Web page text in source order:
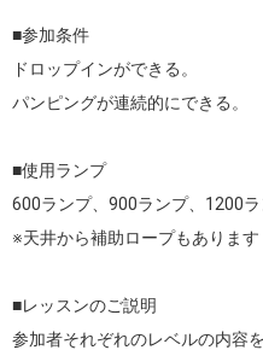
■参加条件
ドロップインができる。
パンピングが連続的にできる。
■使用ランプ
600ランプ、900ランプ、1200ラ
※天井から補助ロープもあります
■レッスンのご説明
参加者それぞれのレベルの内容